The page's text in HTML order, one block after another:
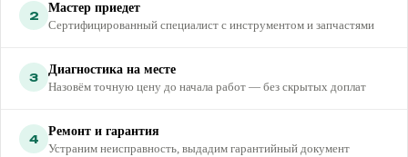
2
Мастер приедет
Сертифицированный специалист с инструментом и запчастями
3
Диагностика на месте
Назовём точную цену до начала работ — без скрытых доплат
4
Ремонт и гарантия
Устраним неисправность, выдадим гарантийный документ